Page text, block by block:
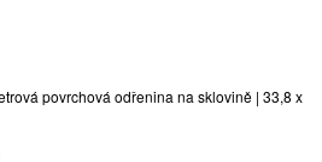
povrchová odřenina na sklovině | 33,8 x